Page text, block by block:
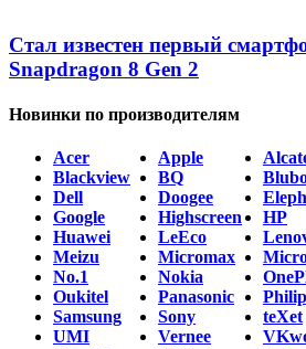
Стал известен первый
Snapdragon 8 Gen 2
Новинки по производителям
Acer Apple
Blackview
BQ
Dell
Doogee
Google
Highscreen HP
Huawei
LeEco
Meizu
Micromax
No.1
Nokia
Oukitel
Panasonic
Samsung
Sony teXet
UMI
Vernee